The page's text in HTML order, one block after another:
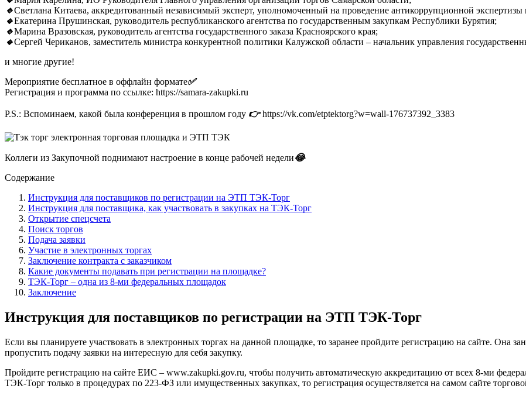
🔹Светлана Китаева, аккредитованный независимый эксперт, уполномоченный на проведение антикоррупционной
🔹Екатерина Прушинская, руководитель республиканского агентства по государственным закупкам Республики Бурятия;
🔹Марина Вразовская, руководитель агентства государственного заказа Красноярского края;
🔹Сергей Чериканов, заместитель министра конкурентной политики Калужской области – начальник управления
и многие другие!
Мероприятие бесплатное в оффлайн формате✅
Регистрация и программа по ссылке: https://samara-zakupki.ru
P.S.: Вспоминаем, какой была конференция в прошлом году 👉 https://vk.com/etptektorg?w=wall-176737392_3383
Коллеги из Закупочной поднимают настроение в конце рабочей недели😂
Содержание
Инструкция для поставщиков по регистрации на ЭТП ТЭК-Торг
Инструкция для поставщика, как участвовать в закупках на ТЭК-Торг
Открытие спецсчета
Поиск торгов
Подача заявки
Участие в электронных торгах
Заключение контракта с заказчиком
Какие документы подавать при регистрации на площадке?
ТЭК-Торг – одна из 8-ми федеральных площадок
Заключение
Инструкция для поставщиков по регистрации на ЭТП ТЭК-Торг
Если вы планируете участвовать в электронных торгах на данной площадке, то заранее пройдите регистрацию на сайте. Она
пропустить подачу заявки на интересную для себя закупку.
Пройдите регистрацию на сайте ЕИС – www.zakupki.gov.ru, чтобы получить автоматическую аккредитацию от всех 8-ми
ТЭК-Торг только в процедурах по 223-ФЗ или имущественных закупках, то регистрация осуществляется на самом сайте